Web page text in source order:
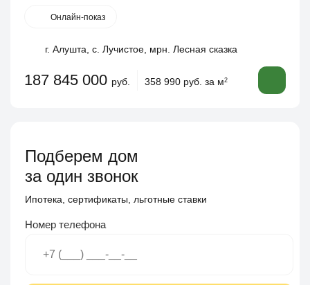
Онлайн-показ
г. Алушта, с. Лучистое, мрн. Лесная сказка
187 845 000 руб. 358 990 руб. за м2
Подберем дом
за один звонок
Ипотека, сертификаты, льготные ставки
Номер телефона